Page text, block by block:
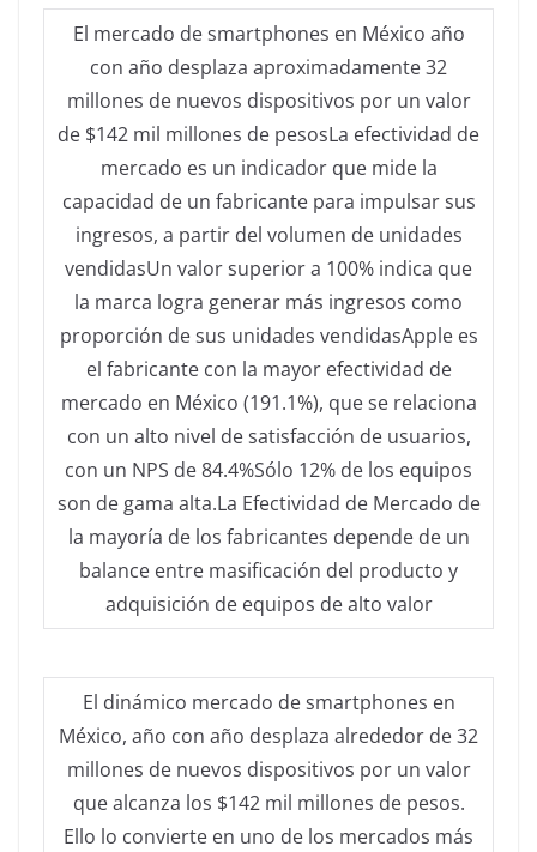
El mercado de smartphones en México año
con año desplaza aproximadamente 32
millones de nuevos dispositivos por un valor
de $142 mil millones de pesosLa efectividad de
mercado es un indicador que mide la
capacidad de un fabricante para impulsar sus
ingresos, a partir del volumen de unidades
vendidasUn valor superior a 100% indica que
la marca logra generar más ingresos como
proporción de sus unidades vendidasApple es
el fabricante con la mayor efectividad de
mercado en México (191.1%), que se relaciona
con un alto nivel de satisfacción de usuarios,
con un NPS de 84.4%Sólo 12% de los equipos
son de gama alta.La Efectividad de Mercado de
la mayoría de los fabricantes depende de un
balance entre masificación del producto y
adquisición de equipos de alto valor
El dinámico mercado de smartphones en
México, año con año desplaza alrededor de 32
millones de nuevos dispositivos por un valor
que alcanza los $142 mil millones de pesos.
Ello lo convierte en uno de los mercados más